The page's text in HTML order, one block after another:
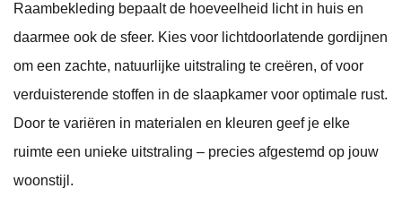
Raambekleding bepaalt de hoeveelheid licht in huis en
daarmee ook de sfeer. Kies voor lichtdoorlatende gordijnen
om een zachte, natuurlijke uitstraling te creëren, of voor
verduisterende stoffen in de slaapkamer voor optimale rust.
Door te variëren in materialen en kleuren geef je elke
ruimte een unieke uitstraling – precies afgestemd op jouw
woonstijl.